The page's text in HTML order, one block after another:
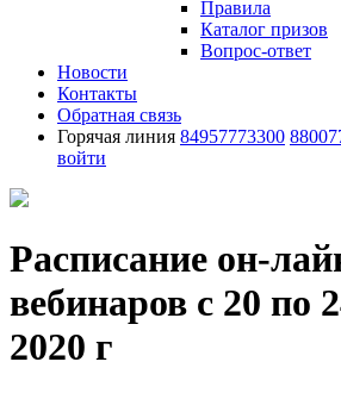
Правила
Каталог призов
Вопрос-ответ
Новости
Контакты
Обратная связь
Горячая линия 84957773300
войти
Расписание он-
вебинаров с 20 по
2020 г